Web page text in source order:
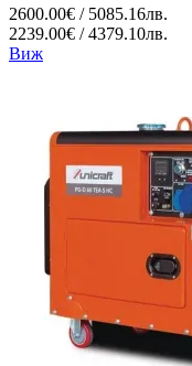
2600.00€ / 5085.16лв.
2239.00€ / 4379.10лв.
Виж